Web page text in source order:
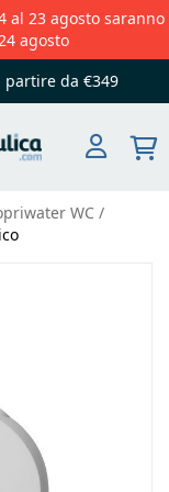
al 23 agosto saranno
agosto
partire da €349
WC